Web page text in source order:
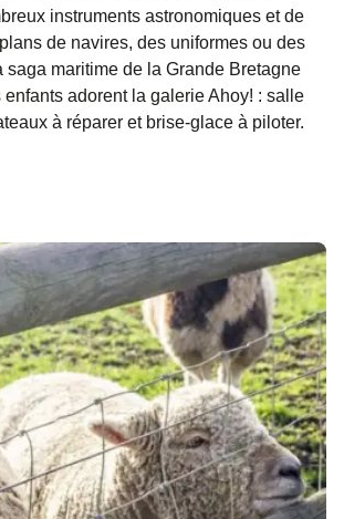
instruments astronomiques et de
de navires, des uniformes ou des
saga maritime de la Grande Bretagne
enfants adorent la galerie Ahoy! : salle
à réparer et brise-glace à piloter.